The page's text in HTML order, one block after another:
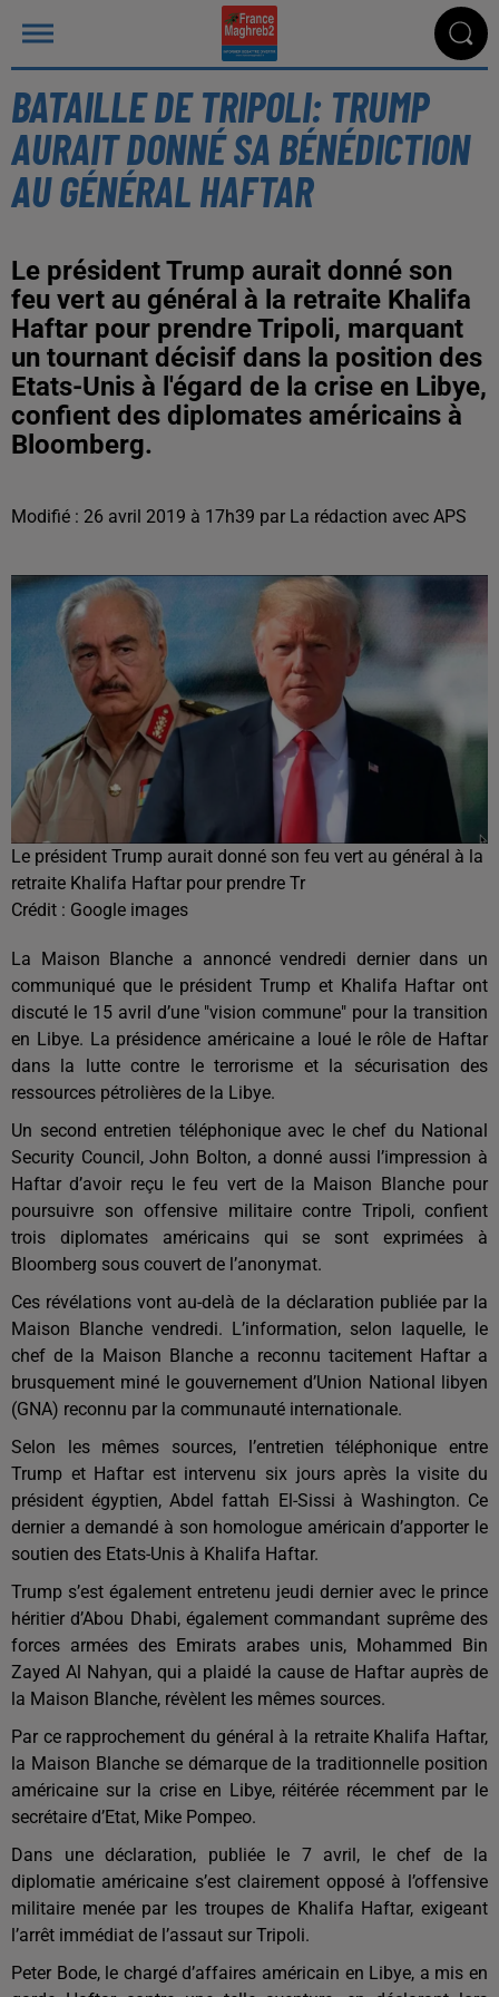
BATAILLE DE TRIPOLI: TRUMP
AURAIT DONNÉ SA BÉNÉDICTION
AU GÉNÉRAL HAFTAR
Le président Trump aurait donné son
feu vert au général à la retraite Khalifa
Haftar pour prendre Tripoli, marquant
un tournant décisif dans la position des
Etats-Unis à l'égard de la crise en Libye,
confient des diplomates américains à
Bloomberg.
Modifié : 26 avril 2019 à 17h39 par La rédaction avec APS
Le président Trump aurait donné son feu vert au général à la
retraite Khalifa Haftar pour prendre Tr
Crédit : Google images
La Maison Blanche a annoncé vendredi dernier dans un
communiqué que le président Trump et Khalifa Haftar ont
discuté le 15 avril d’une "vision commune" pour la transition
en Libye. La présidence américaine a loué le rôle de Haftar
dans la lutte contre le terrorisme et la sécurisation des
ressources pétrolières de la Libye.
Un second entretien téléphonique avec le chef du National
Security Council, John Bolton, a donné aussi l’impression à
Haftar d’avoir reçu le feu vert de la Maison Blanche pour
poursuivre son offensive militaire contre Tripoli, confient
trois diplomates américains qui se sont exprimées à
Bloomberg sous couvert de l’anonymat.
Ces révélations vont au-delà de la déclaration publiée par la
Maison Blanche vendredi. L’information, selon laquelle, le
chef de la Maison Blanche a reconnu tacitement Haftar a
brusquement miné le gouvernement d’Union National libyen
(GNA) reconnu par la communauté internationale.
Selon les mêmes sources, l’entretien téléphonique entre
Trump et Haftar est intervenu six jours après la visite du
président égyptien, Abdel fattah El-Sissi à Washington. Ce
dernier a demandé à son homologue américain d’apporter le
soutien des Etats-Unis à Khalifa Haftar.
Trump s’est également entretenu jeudi dernier avec le prince
héritier d’Abou Dhabi, également commandant suprême des
forces armées des Emirats arabes unis, Mohammed Bin
Zayed Al Nahyan, qui a plaidé la cause de Haftar auprès de
la Maison Blanche, révèlent les mêmes sources.
Par ce rapprochement du général à la retraite Khalifa Haftar,
la Maison Blanche se démarque de la traditionnelle position
américaine sur la crise en Libye, réitérée récemment par le
secrétaire d’Etat, Mike Pompeo.
Dans une déclaration, publiée le 7 avril, le chef de la
diplomatie américaine s’est clairement opposé à l’offensive
militaire menée par les troupes de Khalifa Haftar, exigeant
l’arrêt immédiat de l’assaut sur Tripoli.
Peter Bode, le chargé d’affaires américain en Libye, a mis en